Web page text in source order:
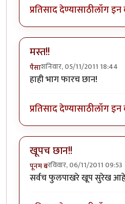
प्रतिसाद देण्यासाठीलॉग इन
मस्त!!
पैसाशनिवार, 05/11/2011 18:44
हाही भाग फारच छान!
प्रतिसाद देण्यासाठीलॉग इन
खूपच छान!!
पूनम बरविवार, 06/11/2011 09:53
सर्वच फुलपाखरे खूप सुरेख